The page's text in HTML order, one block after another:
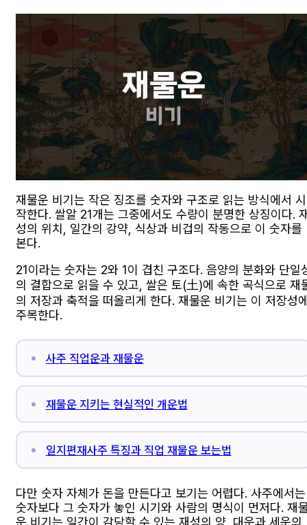
재물운 비기는 작은 징조를 숫자와 구조로 읽는 방식에서 시
작한다. 쌀알 21개는 그중에서도 수량이 분명한 상징이다.
성의 위치, 일간의 강약, 식상과 비겁의 작동으로 이 숫자를
본다.
21이라는 숫자는 2와 1이 겹친 구조다. 음양의 분화와 단일
의 결합으로 읽을 수 있고, 쌀은 토(土)에 속한 곡식으로 재
의 저장과 축적을 떠올리게 한다. 재물운 비기는 이 저장성
주목한다.
사주 직업운과 재물운
재물운 지키는 현실적인 개운법
일지편재사주 특징과 직업 재물운 보는법
다만 숫자 자체가 돈을 만든다고 보기는 어렵다. 사주에서는
숫자보다 그 숫자가 놓인 시기와 사람의 명식이 먼저다. 재
운 비기는 일간이 감당할 수 있는 재성의 양, 대운과 세운의